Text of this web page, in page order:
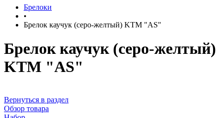
Брелоки
•
Брелок каучук (серо-желтый) KTM "AS"
Брелок каучук (серо-желтый)
KTM "AS"
Вернуться в раздел
Обзор товара